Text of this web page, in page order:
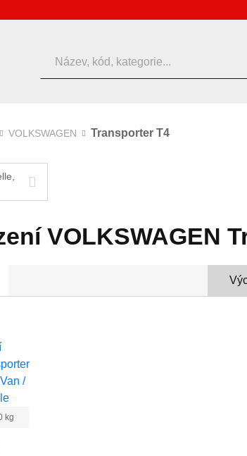
VOLKSWAGEN Transporter T4
VOLKSWAGEN
kg